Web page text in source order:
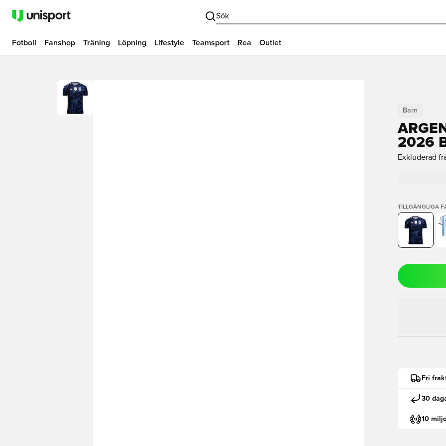
Sök
Fotboll Fanshop Träning Löpning Lifestyle Teamsport Rea Outlet
Barn
2026
Exkluderad
TILLGÄNGLIGA
Fri
30
10